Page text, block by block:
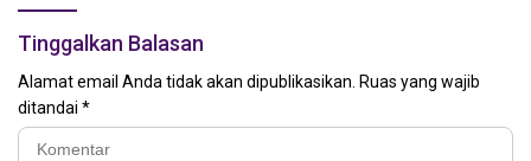
Tinggalkan Balasan
Alamat email Anda tidak akan dipublikasikan. Ruas yang wajib
ditandai *